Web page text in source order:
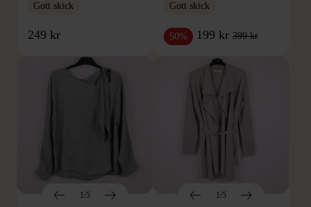
Gott skick
249 kr
Gott skick
50% 199 kr 399 kr
1/5
1/5